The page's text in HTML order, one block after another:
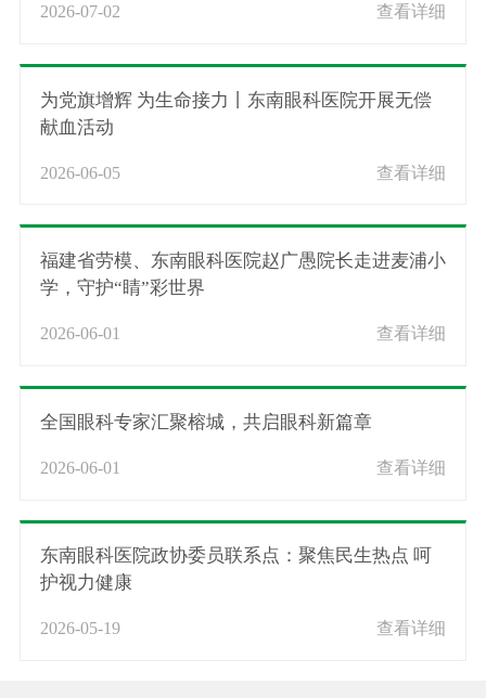
2026-07-02 查看详细
为党旗增辉 为生命接力丨东南眼科医院开展无偿
献血活动
2026-06-05 查看详细
福建省劳模、东南眼科医院赵广愚院长走进麦浦小
学，守护“睛”彩世界
2026-06-01 查看详细
全国眼科专家汇聚榕城，共启眼科新篇章
2026-06-01 查看详细
东南眼科医院政协委员联系点：聚焦民生热点 呵
护视力健康
2026-05-19 查看详细